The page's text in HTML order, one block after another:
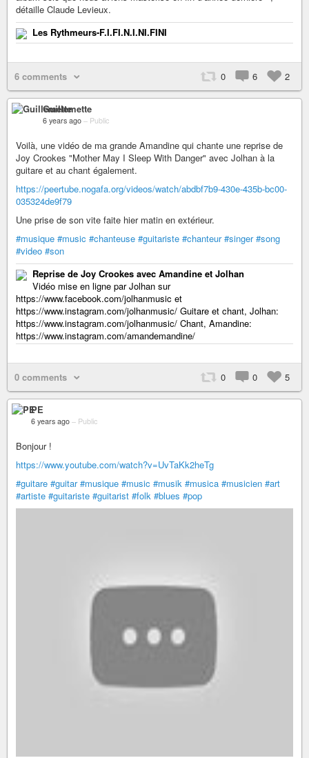
détaille Claude Levieux.
Les Rythmeurs-F.I.FI.N.I.NI.FINI
6 comments 0 6 2
Guillemette
6 years ago – Public
Voilà, une vidéo de ma grande Amandine qui chante une reprise de
Joy Crookes "Mother May I Sleep With Danger" avec Jolhan à la
guitare et au chant également.
https://peertube.nogafa.org/videos/watch/abdbf7b9-430e-435b-bc00-
035324de9f79
Une prise de son vite faite hier matin en extérieur.
#musique #music #chanteuse #guitariste #chanteur #singer #song
#video #son
Reprise de Joy Crookes avec Amandine et Jolhan
Vidéo mise en ligne par Jolhan sur
https://www.facebook.com/jolhanmusic et
https://www.instagram.com/jolhanmusic/ Guitare et chant, Jolhan:
https://www.instagram.com/jolhanmusic/ Chant, Amandine:
https://www.instagram.com/amandemandine/
0 comments 0 0 5
PE
6 years ago – Public
Bonjour !
https://www.youtube.com/watch?v=UvTaKk2heTg
#guitare #guitar #musique #music #musik #musica #musicien #art
#artiste #guitariste #guitarist #folk #blues #pop